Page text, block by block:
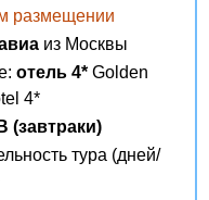
размещении
из Москвы
отель 4* Golden
4*
(завтраки)
тура (дней/